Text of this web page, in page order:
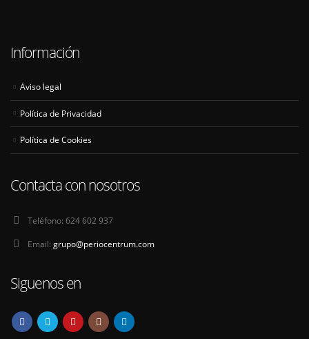
Información
Aviso legal
Política de Privacidad
Política de Cookies
Contacta con nosotros
Teléfono: 624 602 937
Email: grupo@periocentrum.com
Siguenos en